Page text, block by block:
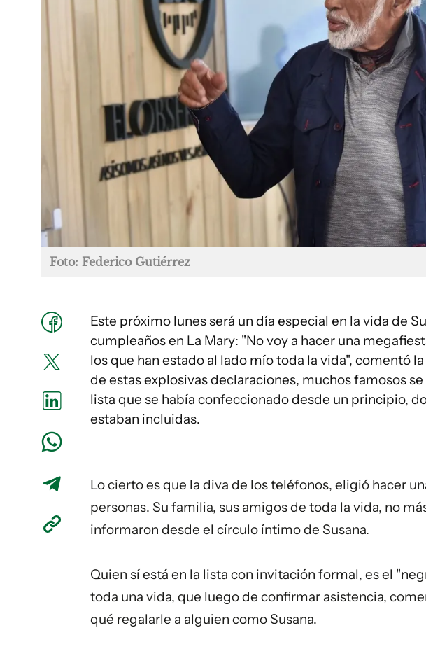
Foto: Federico Gutiérrez
Este próximo lunes será un día especial en la vida de
cumpleaños en La Mary: "No voy a hacer una
los que han estado al lado mío toda la vida", comentó
de estas explosivas declaraciones, muchos famosos
lista que se había confeccionado desde un principio,
estaban incluidas.
Lo cierto es que la diva de los teléfonos, eligió hacer
personas. Su familia, sus amigos de toda la vida, no
informaron desde el círculo íntimo de Susana.
Quien sí está en la lista con invitación formal, es el
toda una vida, que luego de confirmar asistencia,
qué regalarle a alguien como Susana.